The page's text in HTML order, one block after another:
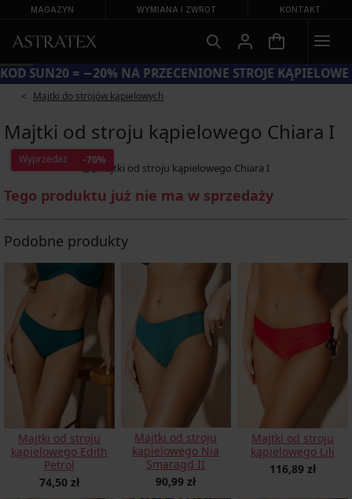
MAGAZYN WYMIANA I ZWROT KONTAKT
KOD SUN20 = −20% NA PRZECENIONE STROJE KĄPIELOWE
Majtki do strojów kąpielowych
Majtki od stroju kąpielowego Chiara I
Wyprzedaż -70%
Tego produktu już nie ma w sprzedaży
Podobne produkty
Majtki od stroju
kąpielowego Edith
Petrol
74,50 zł
Majtki od stroju
kąpielowego Nia
Smaragd II
90,99 zł
Majtki od stroju
kąpielowego Lili
116,89 zł